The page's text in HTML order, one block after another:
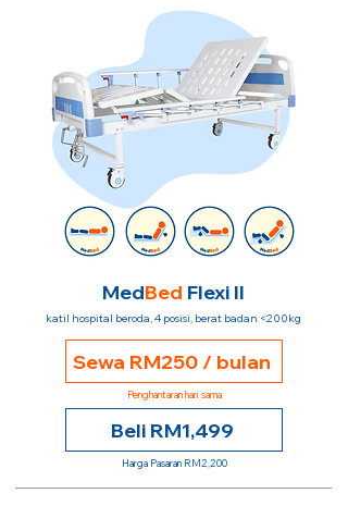
MedBed Flexi II
katil hospital beroda, 4 posisi, berat badan <200kg
Sewa RM250 / bulan
Penghantaran hari sama
Beli RM1,499
Harga Pasaran RM2,200